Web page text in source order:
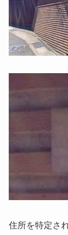
住所を特定さ